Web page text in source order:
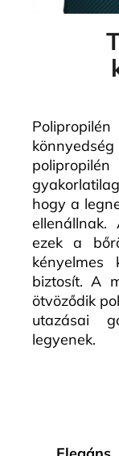
hogy a
ezek a
kényelmes
biztosít. A
ötvöződik
utazásai
legyenek.